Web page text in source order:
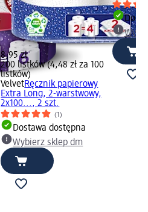
8,95 zł
200 listków (4,48 zł za 100
listków)
VelvetRęcznik papierowy
Extra Long, 2-warstwowy,
2x100..., 2 szt.
(1)
Dostawa dostępna
Wybierz sklep dm